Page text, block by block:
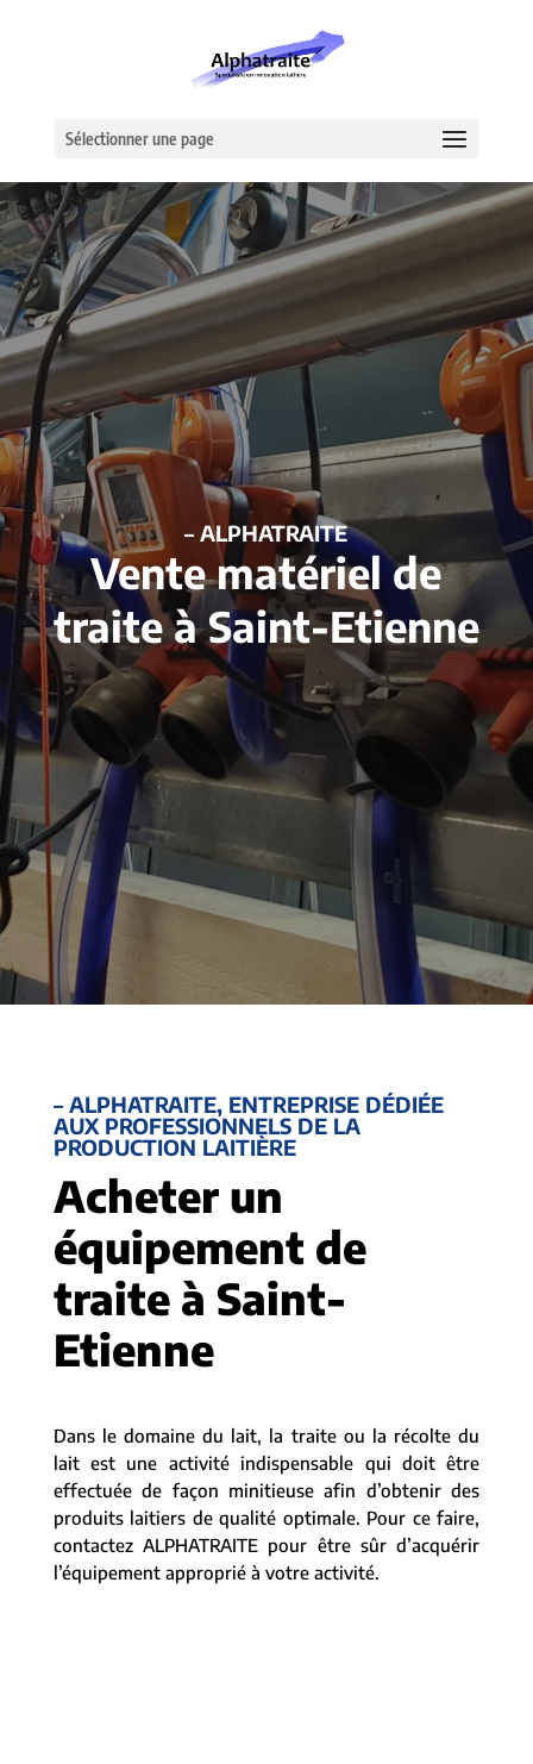
Sélectionner une page
– ALPHATRAITE
Vente matériel de
traite à Saint-Etienne
– ALPHATRAITE, ENTREPRISE DÉDIÉE
AUX PROFESSIONNELS DE LA
PRODUCTION LAITIÈRE
Acheter un
équipement de
traite à Saint-
Etienne
Dans le domaine du lait, la traite ou la récolte du
lait est une activité indispensable qui doit être
effectuée de façon minitieuse afin d’obtenir des
produits laitiers de qualité optimale. Pour ce faire,
contactez ALPHATRAITE pour être sûr d’acquérir
l’équipement approprié à votre activité.